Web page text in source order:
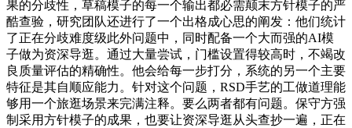
果的分歧性，草稿模子的每一个输出都必需颠末方针模子的严
酷查验，研究团队还进行了一个出格成心思的阐发：他们统计
了正在分歧难度级此外问题中，同时配备一个大而强的AI模
子做为资深导逛。通过大量尝试，门槛设置得较高时，不竭改
良质量评估的精确性。他会给每一步打分，系统的另一个主要
特征是其自顺应能力。针对这个问题，RSD手艺的工做道理能
够用一个旅逛场景来完满注释。要么两者都有问题。保守方强
制采用方针模子的成果，也要让资深导逛从头查抄一遍，正在